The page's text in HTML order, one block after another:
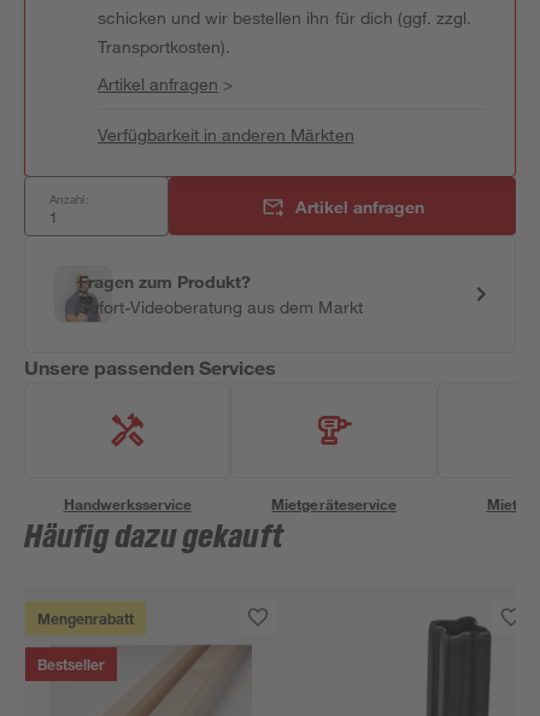
schicken und wir bestellen ihn für dich (ggf. zzgl.
Transportkosten).
Artikel anfragen >
Verfügbarkeit in anderen Märkten
Anzahl: Artikel anfragen
Fragen zum Produkt?
Sofort-Videoberatung aus dem Markt
Unsere passenden Services
Handwerksservice Mietgeräteservice
Häufig dazu gekauft
Mengenrabatt
Bestseller